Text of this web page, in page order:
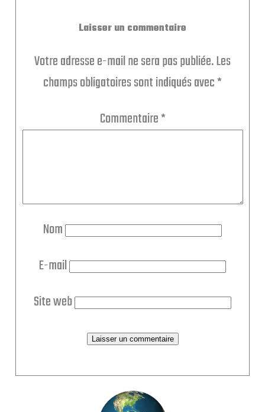
Laisser un commentaire
Votre adresse e-mail ne sera pas publiée.Les
champs obligatoires sont indiqués avec*
Commentaire*
Nom
E-mail
Site web